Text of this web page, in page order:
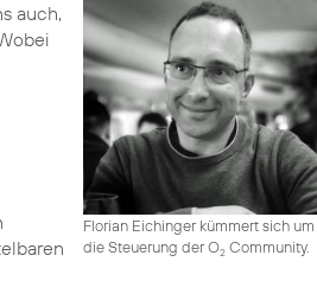
Florian Eichinger kümmert sich um
die Steuerung der O2 Community.
auch,